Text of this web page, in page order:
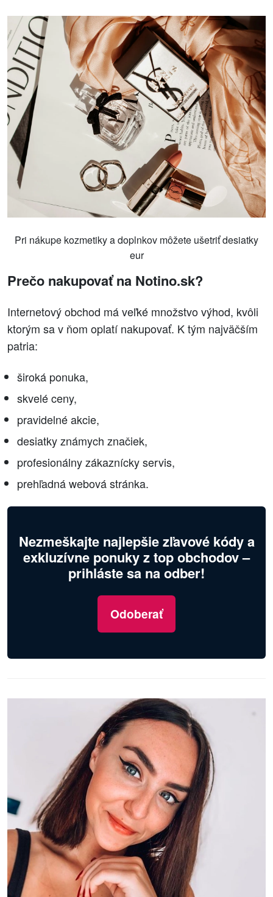
Pri nákupe kozmetiky a doplnkov môžete ušetriť desiatky
eur
Prečo nakupovať na Notino.sk?
Internetový obchod má veľké množstvo výhod, kvôli
ktorým sa v ňom oplatí nakupovať. K tým najväčším
patria:
široká ponuka,
skvelé ceny,
pravidelné akcie,
desiatky známych značiek,
profesionálny zákaznícky servis,
prehľadná webová stránka.
Nezmeškajte najlepšie zľavové kódy a
exkluzívne ponuky z top obchodov –
prihláste sa na odber!
Odoberať